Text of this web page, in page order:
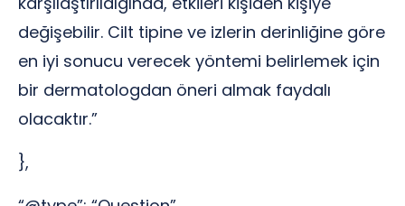
değişebilir. Cilt tipine ve izlerin derinliğine göre
en iyi sonucu verecek yöntemi belirlemek için
bir dermatologdan öneri almak faydalı
olacaktır.”
},